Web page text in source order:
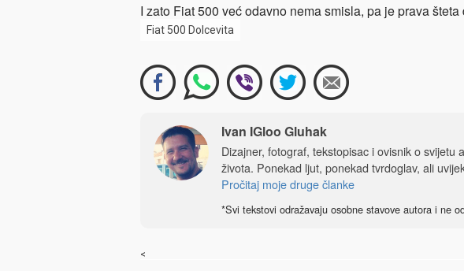
I zato Fiat 500 već odavno nema smisla, pa je prava
Fiat 500 Dolcevita
Ivan IGloo Gluhak
Dizajner, fotograf, tekstopisac i ovisnik o svijetu
života. Ponekad ljut, ponekad tvrdoglav, ali
Pročitaj moje druge članke
*Svi tekstovi odražavaju osobne stavove autora i ne
<